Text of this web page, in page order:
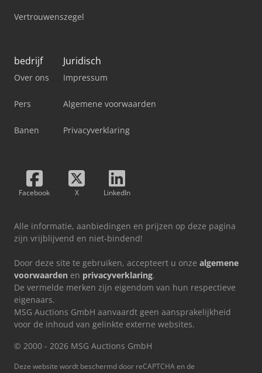
Vertrouwenszegel
bedrijf
Over ons
Pers
Banen
Juridisch
Impressum
Algemene voorwaarden
Privacyverklaring
Facebook X LinkedIn
Alle informatie, aanbiedingen en prijzen op deze pagina
zijn vrijblijvend en niet-bindend!
Door deze site te gebruiken, accepteert u onze algemene
voorwaarden en privacyverklaring.
De vermelde merken zijn eigendom van hun respectieve
eigenaars.
MSG Auctions GmbH aanvaardt geen aansprakelijkheid
voor de inhoud van gelinkte externe websites.
© 2000 - 2026 MSG Auctions GmbH
Deze website wordt beschermd door reCAPTCHA en de